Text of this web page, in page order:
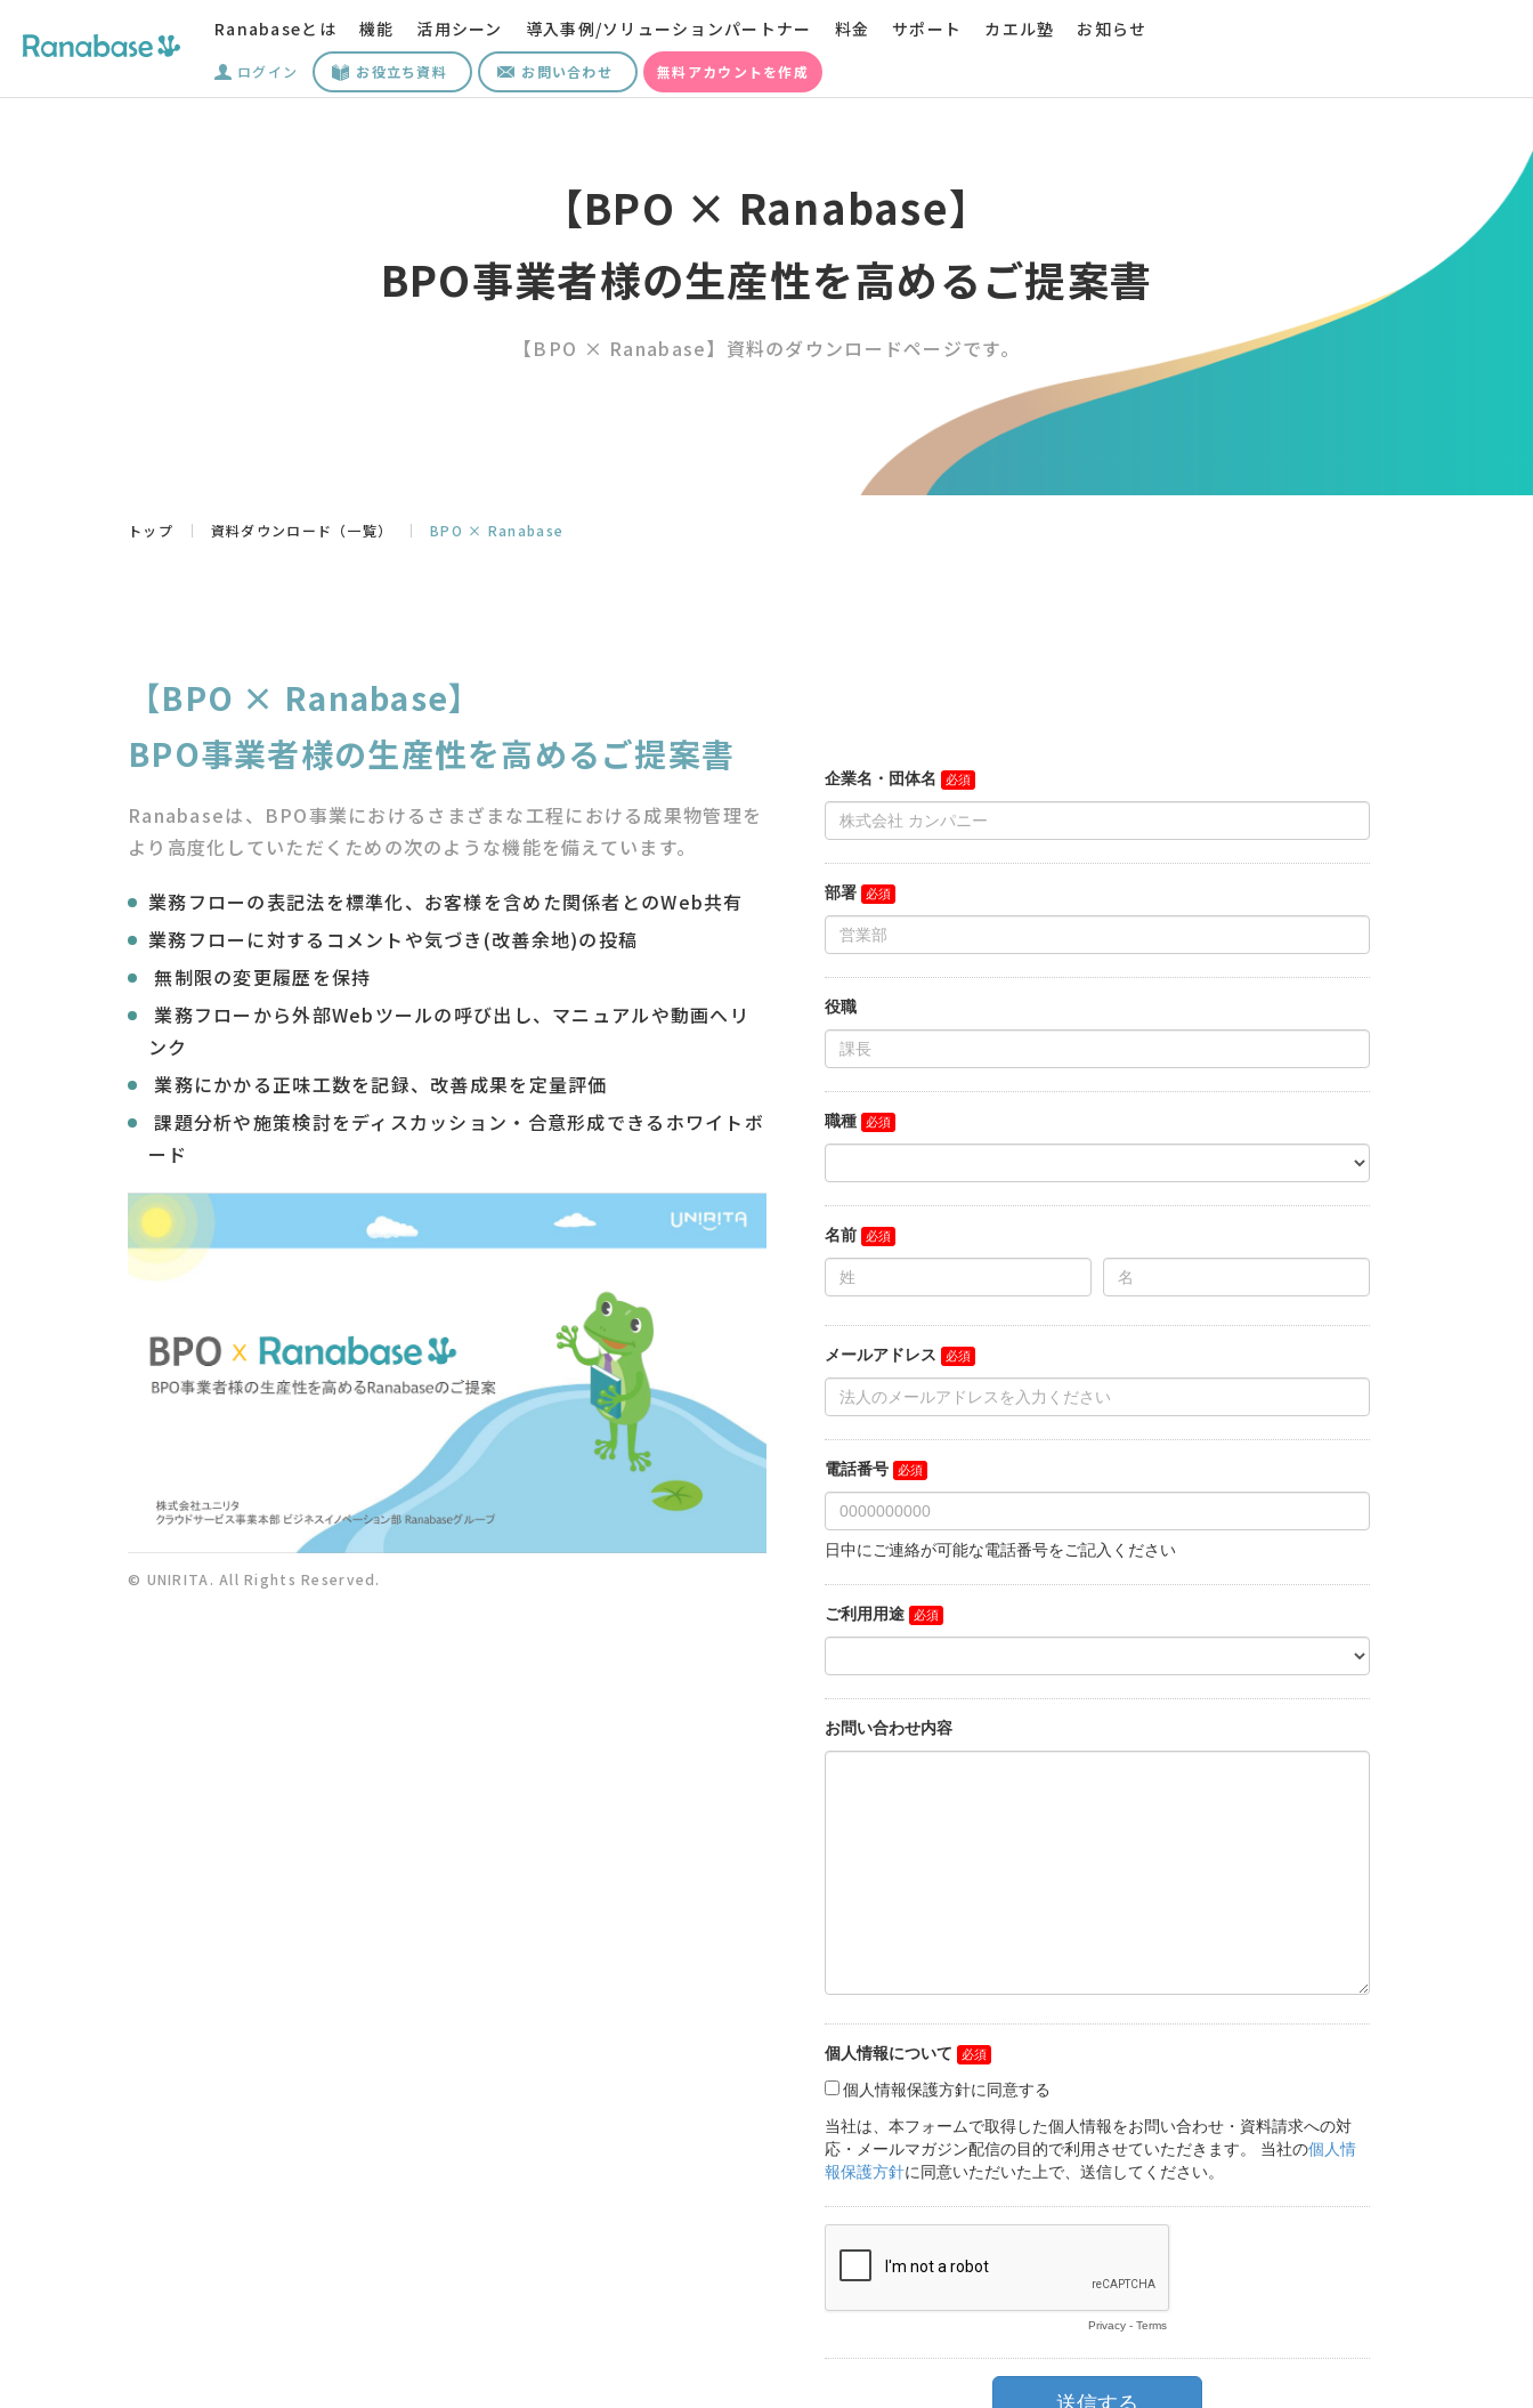
Ranabaseとは 機能 活用シーン 導入事例/ソリューションパートナー 料金 サポート カエル塾 お知らせ
ログイン お役立ち資料 お問い合わせ 無料アカウントを作成
【BPO × Ranabase】
BPO事業者様の生産性を高めるご提案書
【BPO × Ranabase】資料のダウンロードページです。
トップ 資料ダウンロード（一覧） BPO × Ranabase
【BPO × Ranabase】
BPO事業者様の生産性を高めるご提案書
Ranabaseは、BPO事業におけるさまざまな工程における成果物管理を
より高度化していただくための次のような機能を備えています。
業務フローの表記法を標準化、お客様を含めた関係者とのWeb共有
業務フローに対するコメントや気づき(改善余地)の投稿
無制限の変更履歴を保持
業務フローから外部Webツールの呼び出し、マニュアルや動画へリ
ンク
業務にかかる正味工数を記録、改善成果を定量評価
課題分析や施策検討をディスカッション・合意形成できるホワイトボ
ード
© UNIRITA. All Rights Reserved.